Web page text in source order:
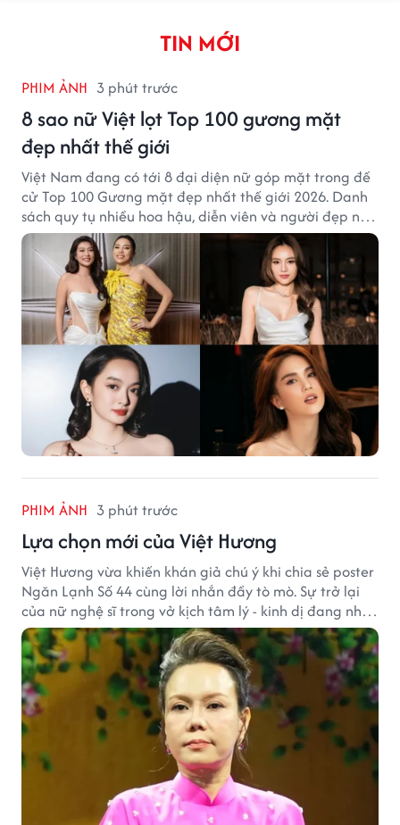
TIN MỚI
PHIM ẢNH 3 phút trước
8 sao nữ Việt lọt Top 100 gương mặt
đẹp nhất thế giới
Việt Nam đang có tới 8 đại diện nữ góp mặt trong đề
cử Top 100 Gương mặt đẹp nhất thế giới 2026. Danh
sách quy tụ nhiều hoa hậu, diễn viên và người đẹp nổi
tiếng của showbiz Việt.
PHIM ẢNH 3 phút trước
Lựa chọn mới của Việt Hương
Việt Hương vừa khiến khán giả chú ý khi chia sẻ poster
Ngăn Lạnh Số 44 cùng lời nhắn đầy tò mò. Sự trở lại
của nữ nghệ sĩ trong vở kịch tâm lý - kinh dị đang nhận
được nhiều quan tâm từ công chúng.